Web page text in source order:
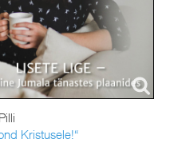
Kristusele!“